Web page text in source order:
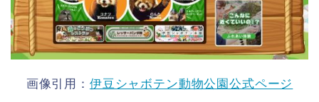
画像引用： 伊豆シャボテン動物公園公式ページ